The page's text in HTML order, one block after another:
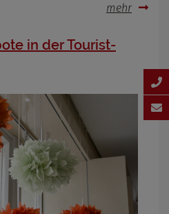
mehr
in der Tourist-